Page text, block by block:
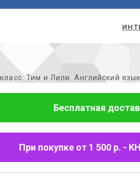
Тим и Лили. Английский язык
Бесплатная
При покупке от 1 500 р.